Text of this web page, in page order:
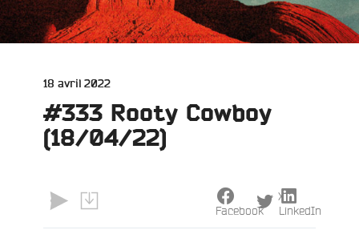
Publié
18 avril 2022
#333 Rooty Cowboy
(18/04/22)
Facebook
X
LinkedIn